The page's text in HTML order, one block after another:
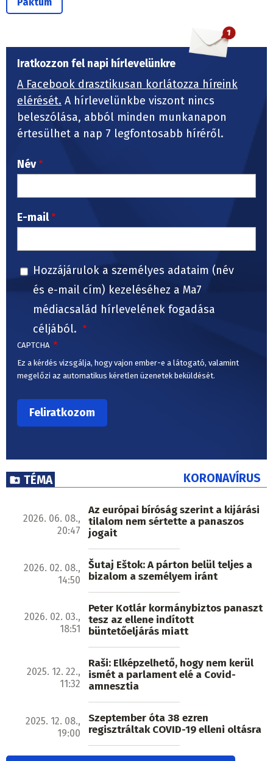
Paktum
Iratkozzon fel napi hírlevelünkre
A Facebook drasztikusan korlátozza híreink
elérését. A hírlevelünkbe viszont nincs
beleszólása, abból minden munkanapon
értesülhet a nap 7 legfontosabb híréről.
Név
E-mail
Hozzájárulok a személyes adataim (név
és e-mail cím) kezeléséhez a Ma7
médiacsalád hírlevelének fogadása
céljából.
CAPTCHA
Ez a kérdés vizsgálja, hogy vajon ember-e a látogató, valamint
megelőzi az automatikus kéretlen üzenetek beküldését.
TÉMA KORONAVÍRUS
2026. 06. 08.,
20:47
Az európai bíróság szerint a kijárási
tilalom nem sértette a panaszos
jogait
2026. 02. 08.,
14:50
Šutaj Eštok: A párton belül teljes a
bizalom a személyem iránt
2026. 02. 03.,
18:51
Peter Kotlár kormánybiztos panaszt
tesz az ellene indított
büntetőeljárás miatt
2025. 12. 22.,
11:32
Raši: Elképzelhető, hogy nem kerül
ismét a parlament elé a Covid-
amnesztia
2025. 12. 08.,
19:00
Szeptember óta 38 ezren
regisztráltak COVID-19 elleni oltásra